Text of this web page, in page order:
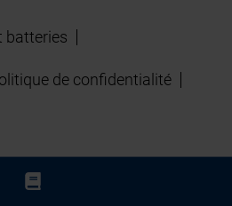
batteries
de confidentialité